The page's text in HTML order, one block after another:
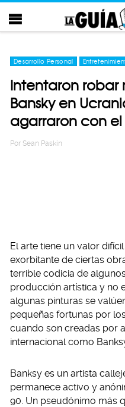
Desarrollo Personal
Intentaron robar
Bansky en
agarraron con
Por Sean Paskin
El arte tiene un valor
exorbitante de ciertas
terrible codicia de
producción artística y no
algunas pinturas se
pequeñas fortunas por
cuando son creadas por
internacional como
Banksy es un artista
permanece activo y
90. Un pseudónimo más